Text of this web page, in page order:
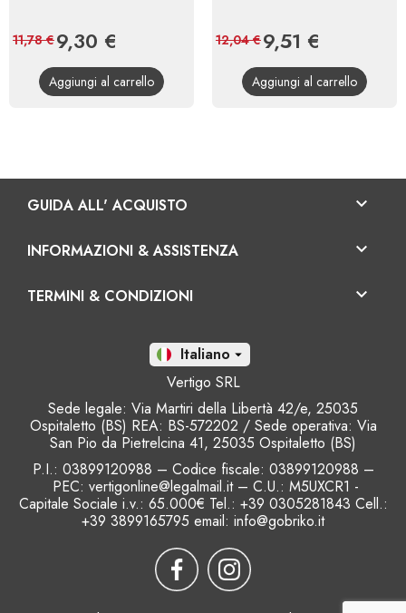
Prezzo
9,30 €
base
11,78 €
Aggiungi al carrello
Prezzo
9,51 €
base
12,04 €
Aggiungi al carrello
GUIDA ALL' ACQUISTO 
INFORMAZIONI & ASSISTENZA 
TERMINI & CONDIZIONI 
It 
Vertigo SRL
Sede legale: Via Martiri della Libertà 42/e, 25035
Ospitaletto (BS) REA: BS-572202 / Sede operativa: Via
San Pio da Pietrelcina 41, 25035 Ospitaletto (BS)
P.I.: 03899120988 – Codice fiscale: 03899120988 –
PEC: vertigonline@legalmail.it – C.U.: M5UXCR1 -
Capitale Sociale i.v.: 65.000€ Tel.: +39 0305281843 Cell.:
+39 3899165795 email: info@gobriko.it